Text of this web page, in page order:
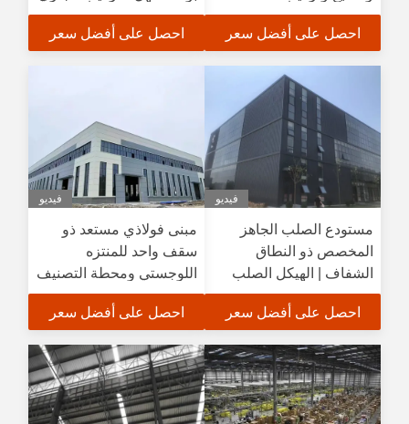
احصل على أفضل سعر
صناعي
احصل على أفضل سعر
فيديو
مستودع الصلب الجاهز
المخصص ذو النطاق
الشفاف | الهيكل الصلب
المقاوم للتآكل والتركيب
السريع لمشاريع التخزين
احصل على أفضل سعر
فيديو
مبنى فولاذي مستعد ذو
سقف واحد للمنتزه
اللوجستي ومحطة التصنيف
احصل على أفضل سعر